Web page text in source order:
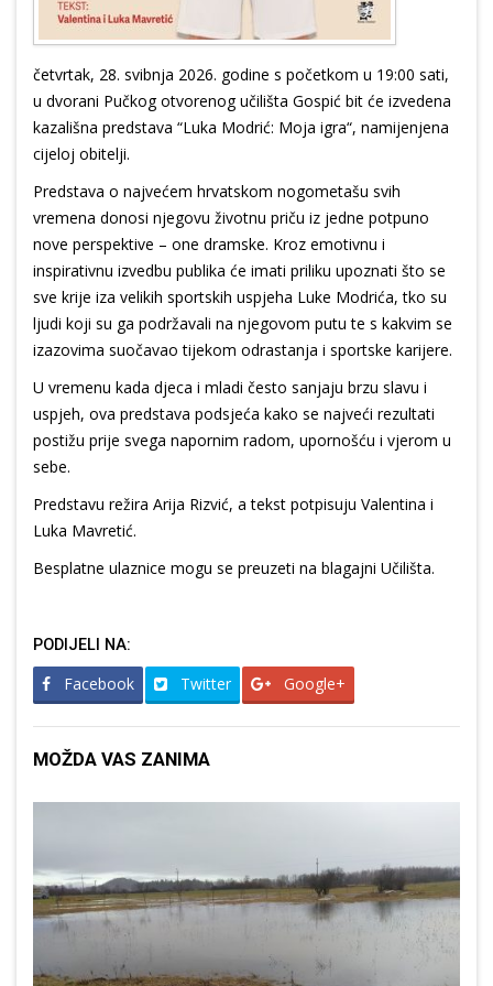
četvrtak, 28. svibnja 2026. godine s početkom u 19:00 sati,
u dvorani Pučkog otvorenog učilišta Gospić bit će izvedena
kazališna predstava “Luka Modrić: Moja igra“, namijenjena
cijeloj obitelji.
Predstava o najvećem hrvatskom nogometašu svih
vremena donosi njegovu životnu priču iz jedne potpuno
nove perspektive – one dramske. Kroz emotivnu i
inspirativnu izvedbu publika će imati priliku upoznati što se
sve krije iza velikih sportskih uspjeha Luke Modrića, tko su
ljudi koji su ga podržavali na njegovom putu te s kakvim se
izazovima suočavao tijekom odrastanja i sportske karijere.
U vremenu kada djeca i mladi često sanjaju brzu slavu i
uspjeh, ova predstava podsjeća kako se najveći rezultati
postižu prije svega napornim radom, upornošću i vjerom u
sebe.
Predstavu režira Arija Rizvić, a tekst potpisuju Valentina i
Luka Mavretić.
Besplatne ulaznice mogu se preuzeti na blagajni Učilišta.
PODIJELI NA:
Facebook Twitter Google+
MOŽDA VAS ZANIMA